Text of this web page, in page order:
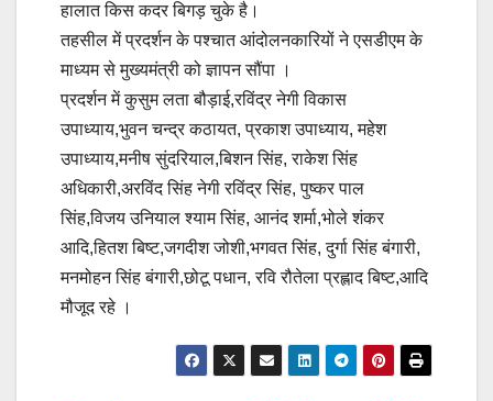
हालात किस कदर बिगड़ चुके है।
तहसील में प्रदर्शन के पश्चात आंदोलनकारियों ने एसडीएम के
माध्यम से मुख्यमंत्री को ज्ञापन सौंपा ।
प्रदर्शन में कुसुम लता बौड़ाई,रविंद्र नेगी विकास
उपाध्याय,भुवन चन्द्र कठायत, प्रकाश उपाध्याय, महेश
उपाध्याय,मनीष सुंदरियाल,बिशन सिंह, राकेश सिंह
अधिकारी,अरविंद सिंह नेगी रविंद्र सिंह, पुष्कर पाल
सिंह,विजय उनियाल श्याम सिंह, आनंद शर्मा,भोले शंकर
आदि,हितश बिष्ट,जगदीश जोशी,भगवत सिंह, दुर्गा सिंह बंगारी,
मनमोहन सिंह बंगारी,छोटू पधान, रवि रौतेला प्रह्लाद बिष्ट,आदि
मौजूद रहे ।